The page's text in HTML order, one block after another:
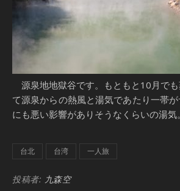
源泉地地獄谷です。もともと10月でも
て源泉からの熱風と湯気であたり一帯
にも悪い影響がありそうなくらいの湯気。
台北 台湾 一人旅
投稿者: 九森空